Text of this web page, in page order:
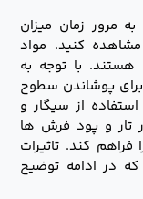
مرور زمان میزان
کنید. مواد
با توجه به
پوشاندن سطوح
از سیگار و
تار و پود فرش ها
کند. تاثیرات
در ادامه توضیح